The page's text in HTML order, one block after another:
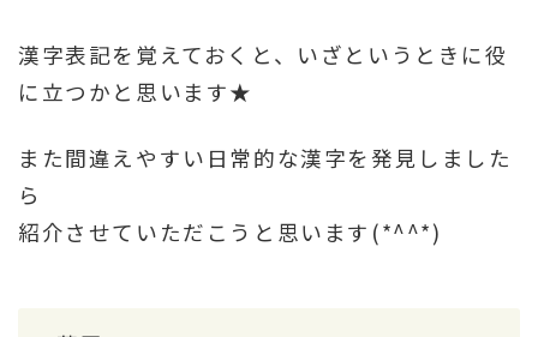
漢字表記を覚えておくと、いざというときに役
に立つかと思います★
また間違えやすい日常的な漢字を発見しました
ら
紹介させていただこうと思います(*^^*)